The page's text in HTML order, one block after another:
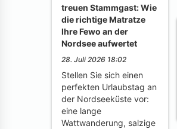
treuen Stammgast: Wie
die richtige Matratze
Ihre Fewo an der
Nordsee aufwertet
28. Juli 2026 18:02
Stellen Sie sich einen
perfekten Urlaubstag an
der Nordseeküste vor:
eine lange
Wattwanderung, salzige